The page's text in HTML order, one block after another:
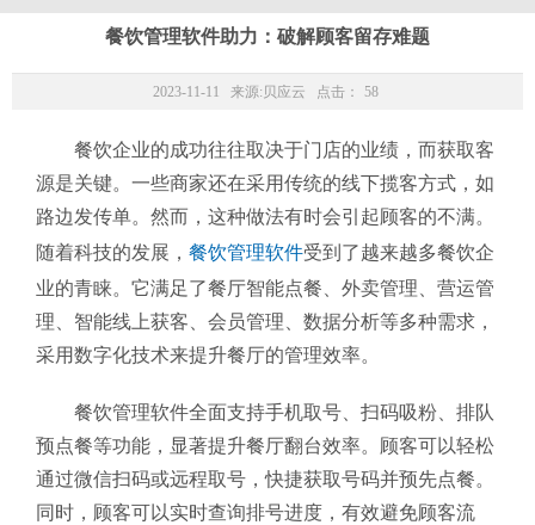
餐饮管理软件助力：破解顾客留存难题
2023-11-11 来源: 贝应云 点击： 58
餐饮企业的成功往往取决于门店的业绩，而获取客
源是关键。一些商家还在采用传统的线下揽客方式，如
路边发传单。然而，这种做法有时会引起顾客的不满。
随着科技的发展， 餐饮管理软件受到了越来越多餐饮企
业的青睐。它满足了餐厅智能点餐、外卖管理、营运管
理、智能线上获客、会员管理、数据分析等多种需求，
采用数字化技术来提升餐厅的管理效率。
餐饮管理软件全面支持手机取号、扫码吸粉、排队
预点餐等功能，显著提升餐厅翻台效率。顾客可以轻松
通过微信扫码或远程取号，快捷获取号码并预先点餐。
同时，顾客可以实时查询排号进度，有效避免顾客流